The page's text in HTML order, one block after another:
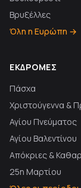
Βρυξέλλες
Όλη η Ευρώπη →
ΕΚΔΡΟΜΈΣ
Πάσχα
Χριστούγεννα &
Αγίου Πνεύματος
Αγίου Βαλεντίνου
Απόκριες &
25η Μαρτίου